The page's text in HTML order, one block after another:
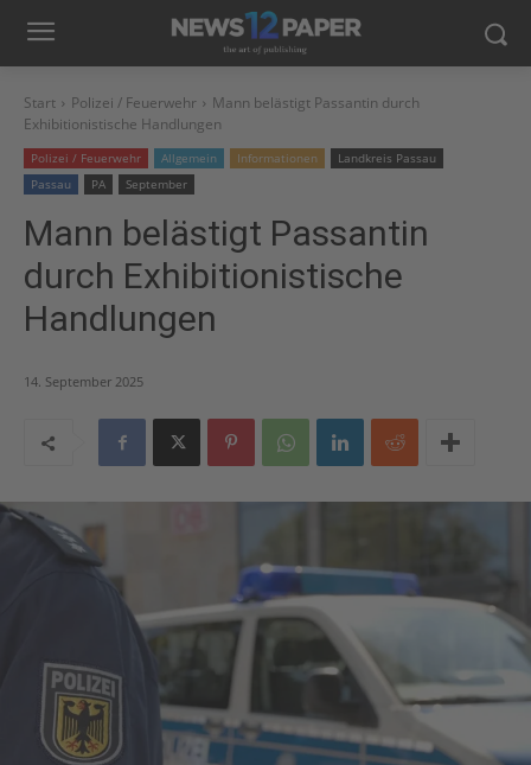
Start Polizei / Feuerwehr
Mann belästigt Passantin durch
Exhibitionistische Handlungen
Polizei / Feuerwehr Allgemein Informationen
Landkreis Passau
Passau
PA September
Mann belästigt Passantin
durch Exhibitionistische
Handlungen
14. September 2025